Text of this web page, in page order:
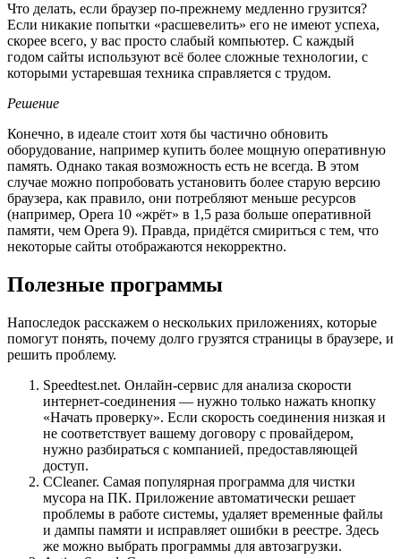
Что делать, если браузер по-прежнему медленно грузится?
Если никакие попытки «расшевелить» его не имеют успеха,
скорее всего, у вас просто слабый компьютер. С каждый
годом сайты используют всё более сложные технологии, с
которыми устаревшая техника справляется с трудом.
Решение
Конечно, в идеале стоит хотя бы частично обновить
оборудование, например купить более мощную оперативную
память. Однако такая возможность есть не всегда. В этом
случае можно попробовать установить более старую версию
браузера, как правило, они потребляют меньше ресурсов
(например, Opera 10 «жрёт» в 1,5 раза больше оперативной
памяти, чем Opera 9). Правда, придётся смириться с тем, что
некоторые сайты отображаются некорректно.
Полезные программы
Напоследок расскажем о нескольких приложениях, которые
помогут понять, почему долго грузятся страницы в браузере, и
решить проблему.
Speedtest.net. Онлайн-сервис для анализа скорости
интернет-соединения — нужно только нажать кнопку
«Начать проверку». Если скорость соединения низкая и
не соответствует вашему договору с провайдером,
нужно разбираться с компанией, предоставляющей
доступ.
CCleaner. Самая популярная программа для чистки
мусора на ПК. Приложение автоматически решает
проблемы в работе системы, удаляет временные файлы
и дампы памяти и исправляет ошибки в реестре. Здесь
же можно выбрать программы для автозагрузки.